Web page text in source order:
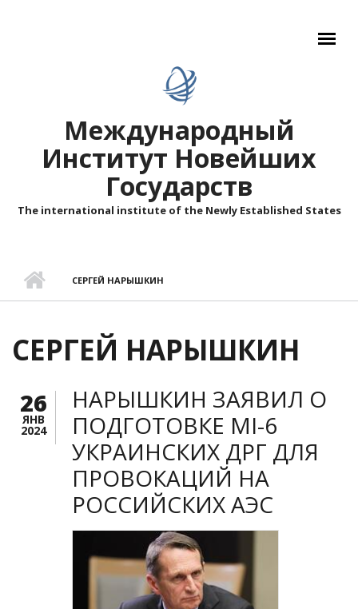
Международный
Институт Новейших
Государств
The international institute of the Newly Established States
СЕРГЕЙ НАРЫШКИН
СЕРГЕЙ НАРЫШКИН
26
ЯНВ
2024
НАРЫШКИН ЗАЯВИЛ О
ПОДГОТОВКЕ MI-6
УКРАИНСКИХ ДРГ ДЛЯ
ПРОВОКАЦИЙ НА
РОССИЙСКИХ АЭС